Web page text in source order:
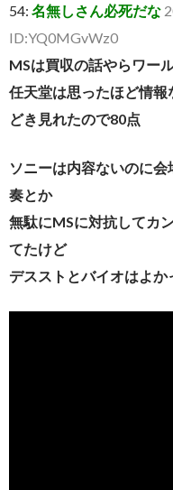
54: 名無しさん必死だな
ID:YQ0MGvWz0
MSは買収の話やらワー
任天堂は思ったほど情報
どき見れたので80点
ソニーは内容ないのに
奏とか
無駄にMSに対抗してカ
てたけど
デスストとバイオはよか